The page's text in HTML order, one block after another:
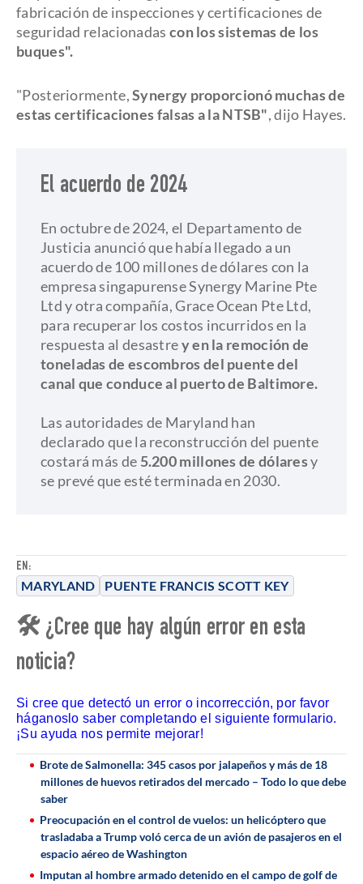
EN:
MARYLAND PUENTE FRANCIS SCOTT KEY
fabricación de inspecciones y certificaciones de
seguridad relacionadas con los sistemas de los
buques".
"Posteriormente,Synergy proporcionó muchas de
estas certificaciones falsas a la NTSB", dijo Hayes.
El acuerdo de 2024
En octubre de 2024, el Departamento de
Justicia anunció que había llegado a un
acuerdo de 100 millones de dólares con la
empresa singapurense Synergy Marine Pte
Ltd y otra compañía, Grace Ocean Pte Ltd,
para recuperar los costos incurridos en la
respuesta al desastrey en la remoción de
toneladas de escombros del puente del
canal que conduce al puerto de Baltimore.
Las autoridades de Maryland han
declarado que la reconstrucción del puente
costará más de 5.200 millones de dólaresy
se prevé que esté terminada en 2030.
🛠 ¿Cree que hay algún error en esta
noticia?
Si cree que detectó un error o incorrección, por favor
háganoslo saber completando el siguiente formulario.
¡Su ayuda nos permite mejorar!
Brote de Salmonella: 345 casos por jalapeños y más de 18
millones de huevos retirados del mercado – Todo lo que debe
saber
Preocupación en el control de vuelos: un helicóptero que
trasladaba a Trump voló cerca de un avión de pasajeros en el
espacio aéreo de Washington
Imputan al hombre armado detenido en el campo de golf de